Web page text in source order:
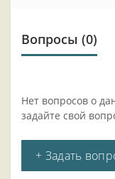
Вопросы (0)
Нет вопросов о
задайте свой
+ Задать